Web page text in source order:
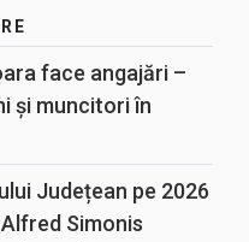
face angajări –
și muncitori în
Județean pe 2026
Simonis